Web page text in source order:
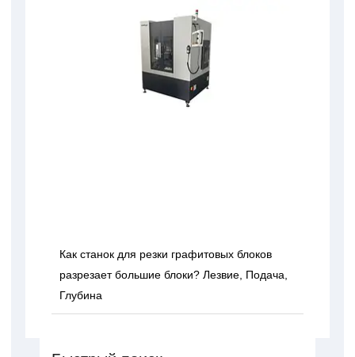
Как станок для резки графитовых блоков
разрезает большие блоки? Лезвие, Подача,
Глубина